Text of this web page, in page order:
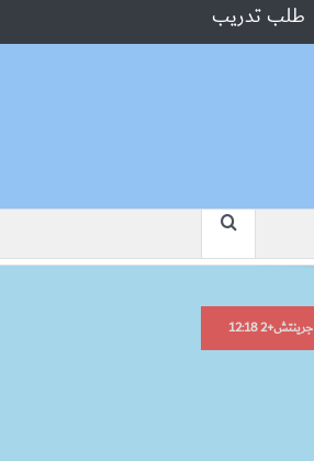
طلب تدريب
“جبروت امرأة”.. مارست الرذيلة أمامجرينتش+2 12:18